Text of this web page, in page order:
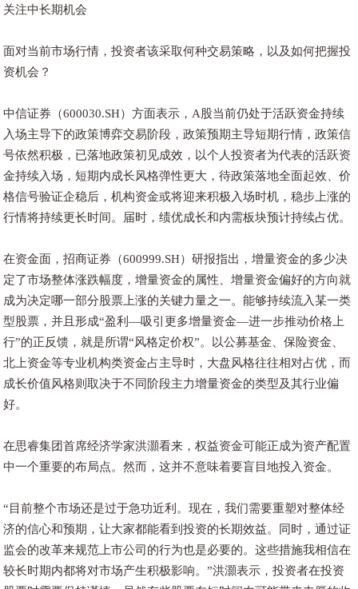
关注中长期机会
面对当前市场行情，投资者该采取何种交易策略，以及如何把握投
资机会？
中信证券（600030.SH）方面表示，A股当前仍处于活跃资金持续
入场主导下的政策博弈交易阶段，政策预期主导短期行情，政策信
号依然积极，已落地政策初见成效，以个人投资者为代表的活跃资
金持续入场，短期内成长风格弹性更大，待政策落地全面起效、价
格信号验证企稳后，机构资金或将迎来积极入场时机，稳步上涨的
行情将持续更长时间。届时，绩优成长和内需板块预计持续占优。
在资金面，招商证券（600999.SH）研报指出，增量资金的多少决
定了市场整体涨跌幅度，增量资金的属性、增量资金偏好的方向就
成为决定哪一部分股票上涨的关键力量之一。能够持续流入某一类
型股票，并且形成“盈利—吸引更多增量资金—进一步推动价格上
行”的正反馈，就是所谓“风格定价权”。以公募基金、保险资金、
北上资金等专业机构类资金占主导时，大盘风格往往相对占优，而
成长价值风格则取决于不同阶段主力增量资金的类型及其行业偏
好。
在思睿集团首席经济学家洪灝看来，权益资金可能正成为资产配置
中一个重要的布局点。然而，这并不意味着要盲目地投入资金。
“目前整个市场还是过于急功近利。现在，我们需要重塑对整体经
济的信心和预期，让大家都能看到投资的长期效益。同时，通过证
监会的改革来规范上市公司的行为也是必要的。这些措施我相信在
较长时期内都将对市场产生积极影响。”洪灝表示，投资者在投资